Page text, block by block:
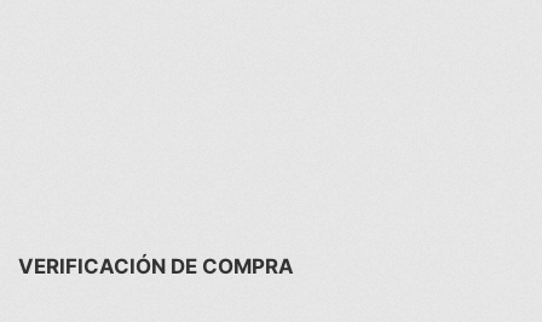
VERIFICACIÓN DE COMPRA